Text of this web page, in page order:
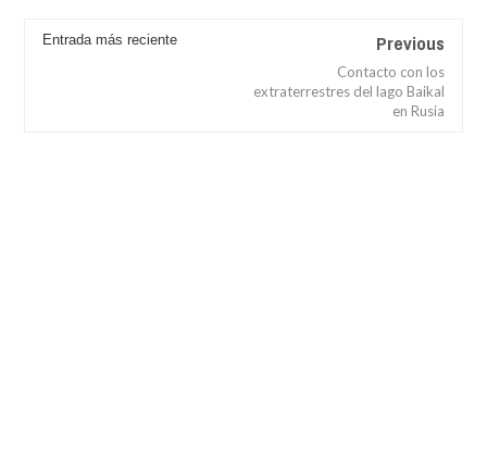
Entrada más reciente Previous
Contacto con los
extraterrestres del lago Baikal
en Rusia